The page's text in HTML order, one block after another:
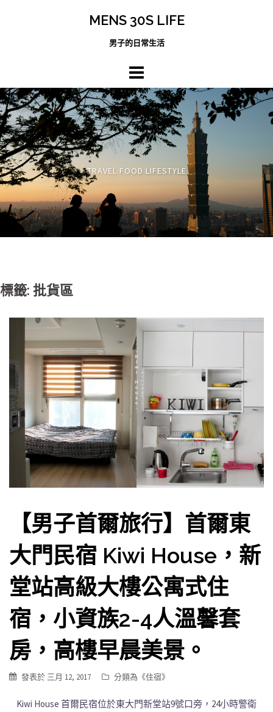
MENS 30S LIFE
男子的日常生活
TRAVEL FOOD LIFESTYLE
標籤: 批貨區
【男子首爾旅行】首爾東
大門民宿 Kiwi House，新
堂站高級大樓公寓式住
宿，小資族2-4人溫馨套
房，高樓早晨美景。
發表於 三月 12, 2017 分類為《住宿》
Kiwi House 首爾民宿位於東大門新堂站9號口旁，24小時警衛